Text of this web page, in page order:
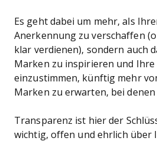
Es geht dabei um mehr, als
Anerkennung zu verschaffen
klar verdienen), sondern auch
Marken zu inspirieren und
einzustimmen, künftig mehr
Marken zu erwarten, bei
Transparenz ist hier der
wichtig, offen und ehrlich über